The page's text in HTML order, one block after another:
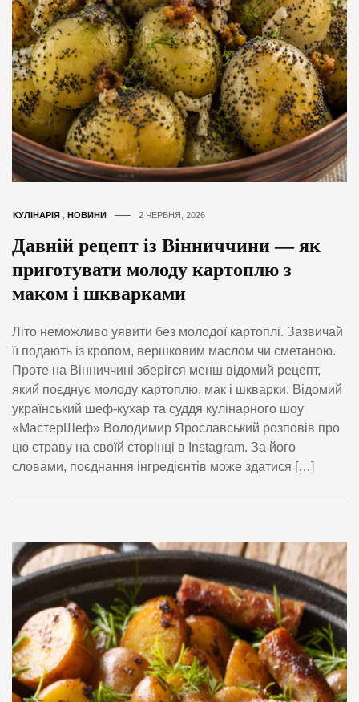
КУЛІНАРІЯ НОВИНИ 2 ЧЕРВНЯ, 2026
Давній рецепт із Вінниччини — як
приготувати молоду картоплю з
маком і шкварками
Літо неможливо уявити без молодої картоплі. Зазвичай
її подають із кропом, вершковим маслом чи сметаною.
Проте на Вінниччині зберігся менш відомий рецепт,
який поєднує молоду картоплю, мак і шкварки. Відомий
український шеф-кухар та суддя кулінарного шоу
«МастерШеф» Володимир Ярославський розповів про
цю страву на своїй сторінці в Instagram. За його
словами, поєднання інгредієнтів може здатися […]